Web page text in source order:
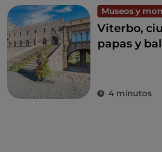
Viterbo,
papas y
4 minutos